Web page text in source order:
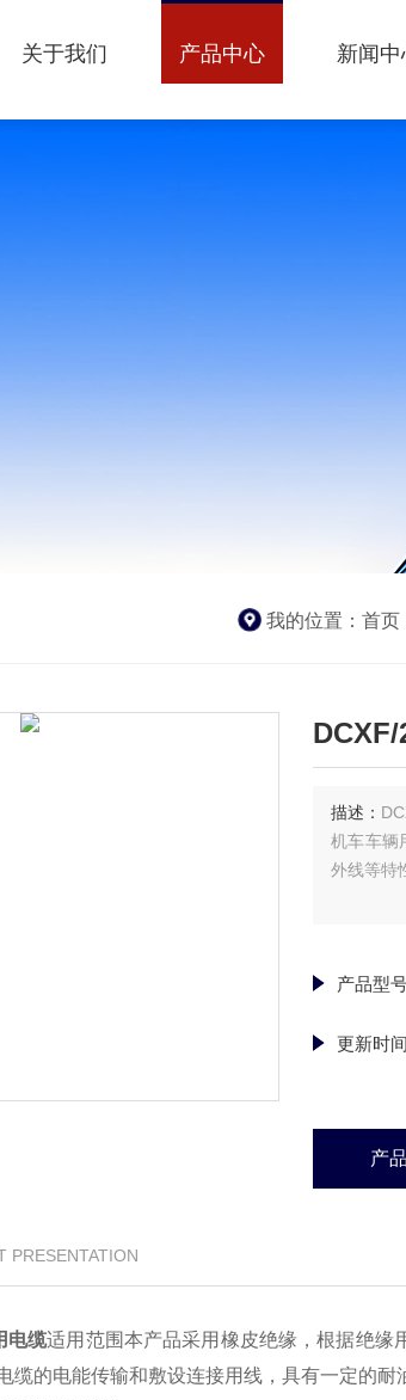
关于我们 产品中心 新闻中
我的位置： 首页
描述：
机车车辆
外线等特
产品型
更新时间
产
PRESENTATION
电缆适用范围本产品采用橡皮绝缘，根据绝缘
缆的电能传输和敷设连接用线，具有一定的耐